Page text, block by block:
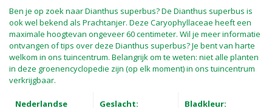
Ben je op zoek naar Dianthus superbus? De Dianthus superbus is
ook wel bekend als Prachtanjer. Deze Caryophyllaceae heeft een
maximale hoogtevan ongeveer 60 centimeter. Wil je meer informatie
ontvangen of tips over deze Dianthus superbus? Je bent van harte
welkom in ons tuincentrum. Belangrijk om te weten: niet alle planten
in deze groenencyclopedie zijn (op elk moment) in ons tuincentrum
verkrijgbaar.
Nederlandse
Geslacht:
Bladkleur: